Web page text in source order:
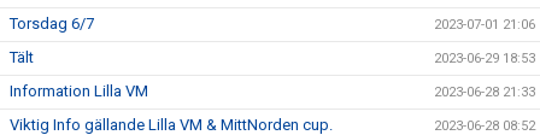
Torsdag 6/7 2023-07-01 21:06
Tält 2023-06-29 18:53
Information Lilla VM 2023-06-28 21:33
Viktig Info gällande Lilla VM & MittNorden cup. 2023-06-28 08:52